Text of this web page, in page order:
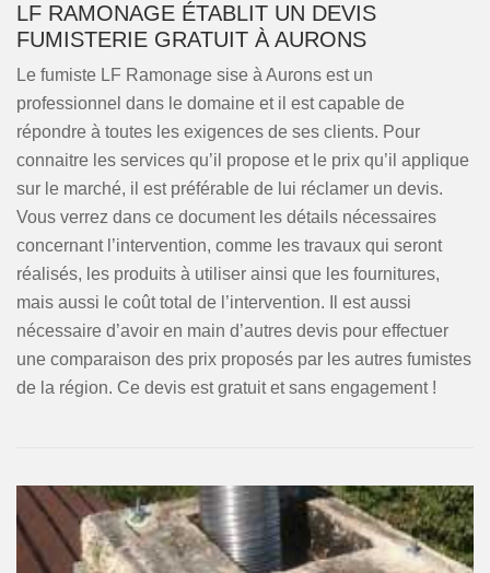
LF RAMONAGE ÉTABLIT UN DEVIS
FUMISTERIE GRATUIT À AURONS
Le fumiste LF Ramonage sise à Aurons est un
professionnel dans le domaine et il est capable de
répondre à toutes les exigences de ses clients. Pour
connaitre les services qu’il propose et le prix qu’il applique
sur le marché, il est préférable de lui réclamer un devis.
Vous verrez dans ce document les détails nécessaires
concernant l’intervention, comme les travaux qui seront
réalisés, les produits à utiliser ainsi que les fournitures,
mais aussi le coût total de l’intervention. Il est aussi
nécessaire d’avoir en main d’autres devis pour effectuer
une comparaison des prix proposés par les autres fumistes
de la région. Ce devis est gratuit et sans engagement !